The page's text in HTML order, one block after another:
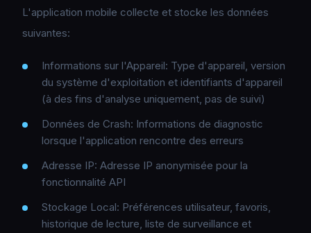
L'application mobile collecte et stocke les données
suivantes:
Informations sur l'Appareil: Type d'appareil, version
du système d'exploitation et identifiants d'appareil
(à des fins d'analyse uniquement, pas de suivi)
Données de Crash: Informations de diagnostic
lorsque l'application rencontre des erreurs
Adresse IP: Adresse IP anonymisée pour la
fonctionnalité API
Stockage Local: Préférences utilisateur, favoris,
historique de lecture, liste de surveillance et